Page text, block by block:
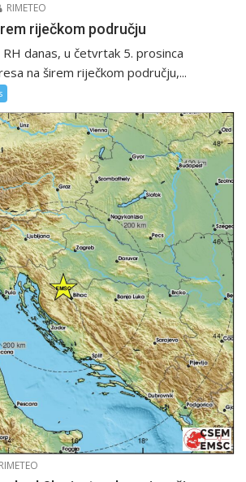
RIMETEO
riječkom području
RH danas, u četvrtak 5. prosinca
na širem riječkom području,...
RIMETEO